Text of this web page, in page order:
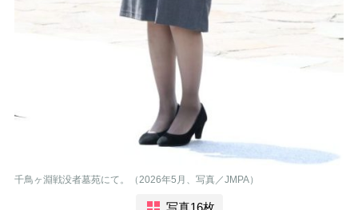
千鳥ヶ淵戦没者墓苑にて。（2026年5月、写真／JMPA）